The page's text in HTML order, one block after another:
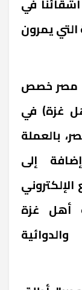
يمرون
مصر خصص
إغاثة أهل غزة) في
بالعملة
إلى
أهل غزة